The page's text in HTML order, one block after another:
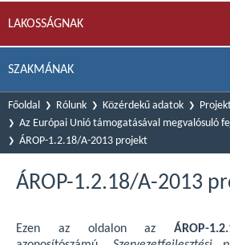
LAKOSSÁGNAK
SZAKMÁNAK
Főoldal Rólunk Közérdekű adatok
Az Európai Unió támogatásával megvalósuló
ÁROP-1.2.18/A-2013 projekt
ÁROP-1.2.18/A-2013
Ezen az oldalon az ÁROP-